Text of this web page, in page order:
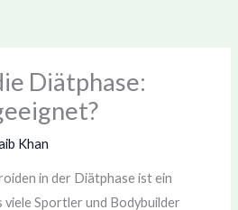
Diätphase:
Khan
in der Diätphase ist ein
Sportler und Bodybuilder